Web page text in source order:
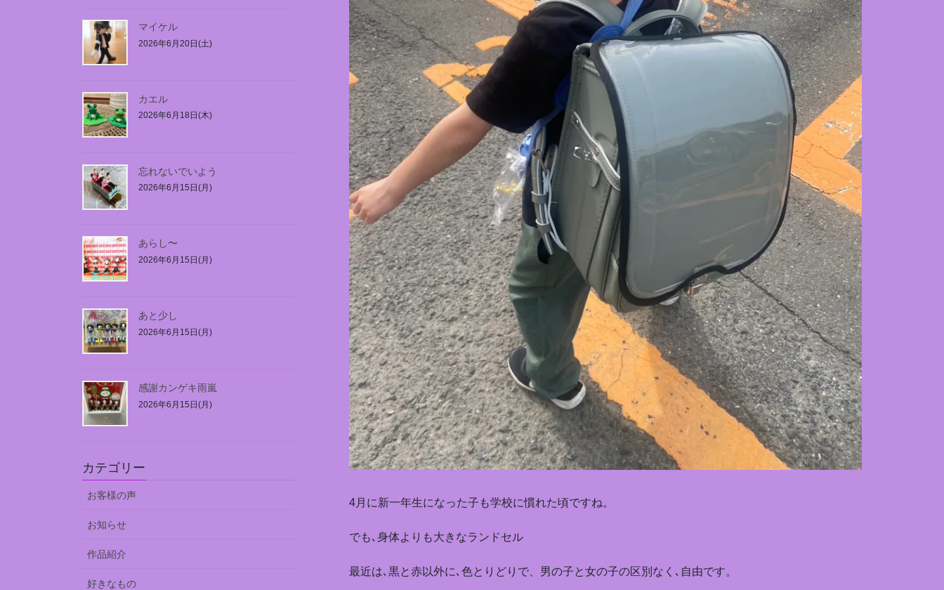
4月に新一年生になった子も学校に慣れた頃ですね。
でも､身体よりも大きなランドセル
最近は､黒と赤以外に､色とりどりで、男の子と女の子の区別なく､自由です。
マイケル
2026年6月20日(土)
カエル
2026年6月18日(木)
忘れないでいよう
2026年6月15日(月)
あらし〜
2026年6月15日(月)
あと少し
2026年6月15日(月)
感謝カンゲキ雨嵐
2026年6月15日(月)
カテゴリー
お客様の声
お知らせ
作品紹介
好きなもの